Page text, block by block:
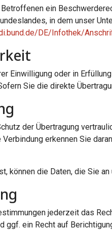
ein
in dem unser
DE/Infothek/
Einwilligung oder in
Sie die direkte
der Übertragung
erkennen Sie
können die Daten, die Sie
jederzeit das
ggf. ein Recht auf